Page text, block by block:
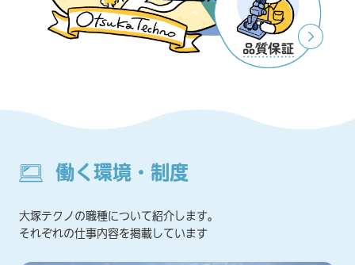
働く環境・制度
大塚テクノの職種について紹介します。
それぞれの仕事内容を掲載しています